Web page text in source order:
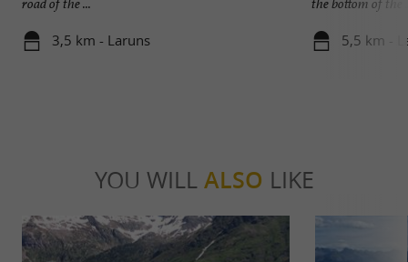
3,5 km - Laruns 5,5 km -
YOU WILL ALSO LIKE